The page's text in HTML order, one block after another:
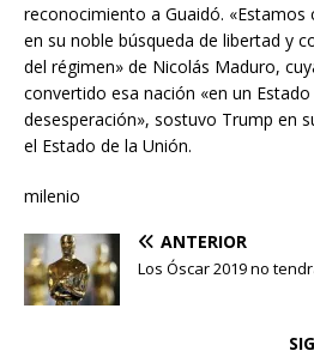
reconocimiento a Guaidó. «Estamos
en su noble búsqueda de libertad y
del régimen» de Nicolás Maduro,
convertido esa nación «en un
desesperación», sostuvo Trump en
el Estado de la Unión.
milenio
ANTERIOR
Los Óscar 2019 no